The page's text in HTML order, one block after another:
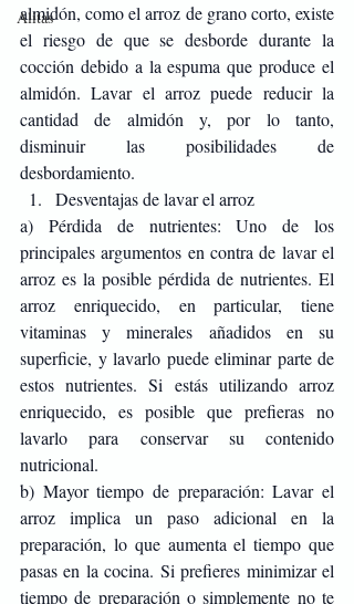
Alitas
almidón, como el arroz de grano corto, existe
el riesgo de que se desborde durante la
cocción debido a la espuma que produce el
almidón. Lavar el arroz puede reducir la
cantidad de almidón y, por lo tanto,
disminuir las posibilidades de
desbordamiento.
Desventajas de lavar el arroz
a) Pérdida de nutrientes: Uno de los
principales argumentos en contra de lavar el
arroz es la posible pérdida de nutrientes. El
arroz enriquecido, en particular, tiene
vitaminas y minerales añadidos en su
superficie, y lavarlo puede eliminar parte de
estos nutrientes. Si estás utilizando arroz
enriquecido, es posible que prefieras no
lavarlo para conservar su contenido
nutricional.
b) Mayor tiempo de preparación: Lavar el
arroz implica un paso adicional en la
preparación, lo que aumenta el tiempo que
pasas en la cocina. Si prefieres minimizar el
tiempo de preparación o simplemente no te